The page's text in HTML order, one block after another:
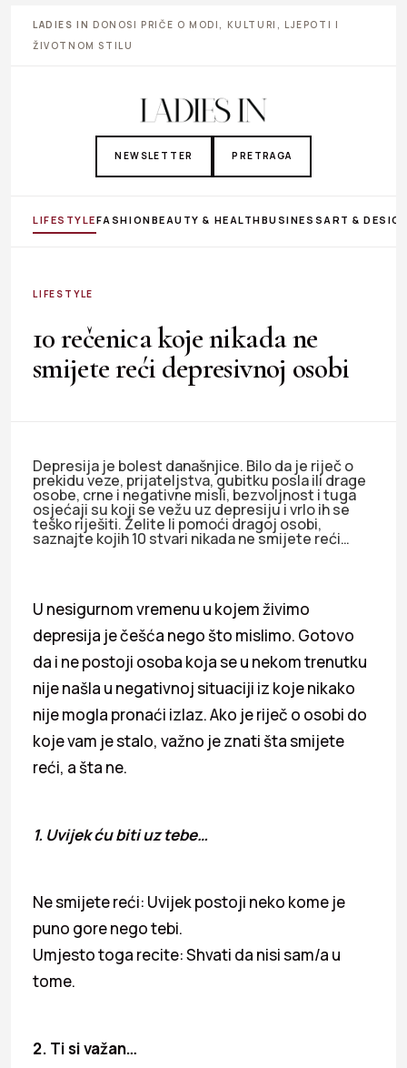
LADIES IN DONOSI PRIČE O MODI, KULTURI, LJEPOTI I
ŽIVOTNOM STILU
NEWSLETTER PRETRAGA
LIFESTYLEFASHIONBEAUTY & HEALTHBUSINESS ART &
LIFESTYLE
10 rečenica koje nikada ne
smijete reći depresivnoj osobi
Depresija je bolest današnjice. Bilo da je riječ o
prekidu veze, prijateljstva, gubitku posla ili drage
osobe, crne i negativne misli, bezvoljnost i tuga
osjećaji su koji se vežu uz depresiju i vrlo ih se
teško riješiti. Želite li pomoći dragoj osobi,
saznajte kojih 10 stvari nikada ne smijete reći…
U nesigurnom vremenu u kojem živimo
depresija je češća nego što mislimo. Gotovo
da i ne postoji osoba koja se u nekom trenutku
nije našla u negativnoj situaciji iz koje nikako
nije mogla pronaći izlaz. Ako je riječ o osobi do
koje vam je stalo, važno je znati šta smijete
reći, a šta ne.
1. Uvijek ću biti uz tebe…
Ne smijete reći: Uvijek postoji neko kome je
puno gore nego tebi.
Umjesto toga recite: Shvati da nisi sam/a u
tome.
2. Ti si važan…